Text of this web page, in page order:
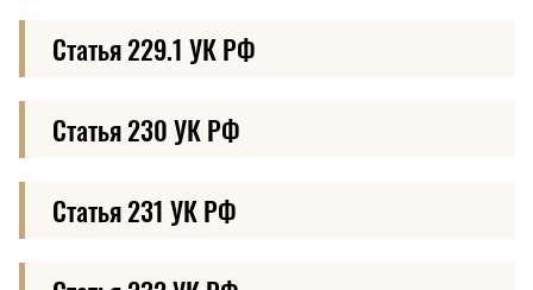
Статья 229.1 УК РФ
Статья 230 УК РФ
Статья 231 УК РФ